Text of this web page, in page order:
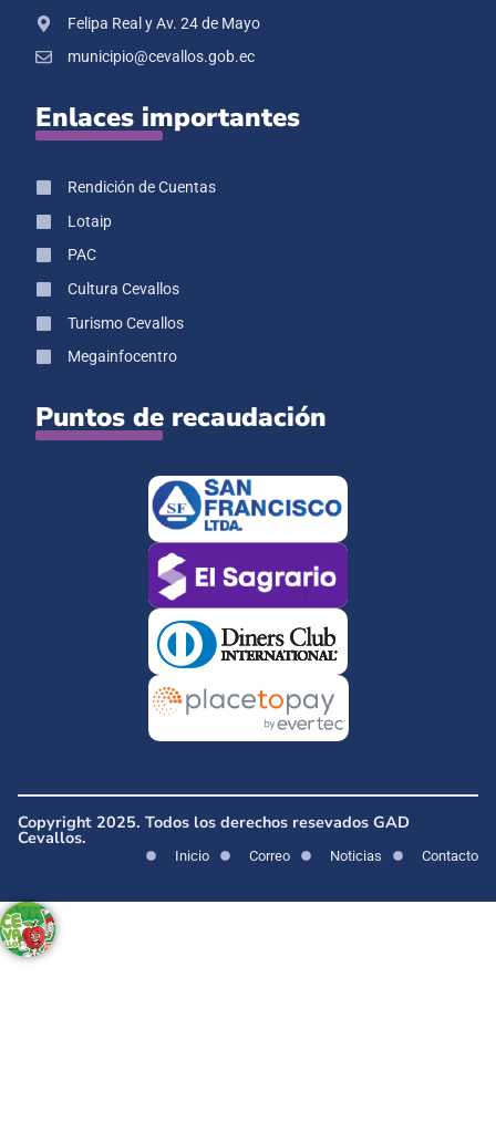
Felipa Real y Av. 24 de Mayo
municipio@cevallos.gob.ec
Enlaces importantes
Rendición de Cuentas
Lotaip
PAC
Cultura Cevallos
Turismo Cevallos
Megainfocentro
Puntos de recaudación
Copyright 2025. Todos los derechos resevados GAD
Cevallos.
Inicio Correo Noticias Contacto